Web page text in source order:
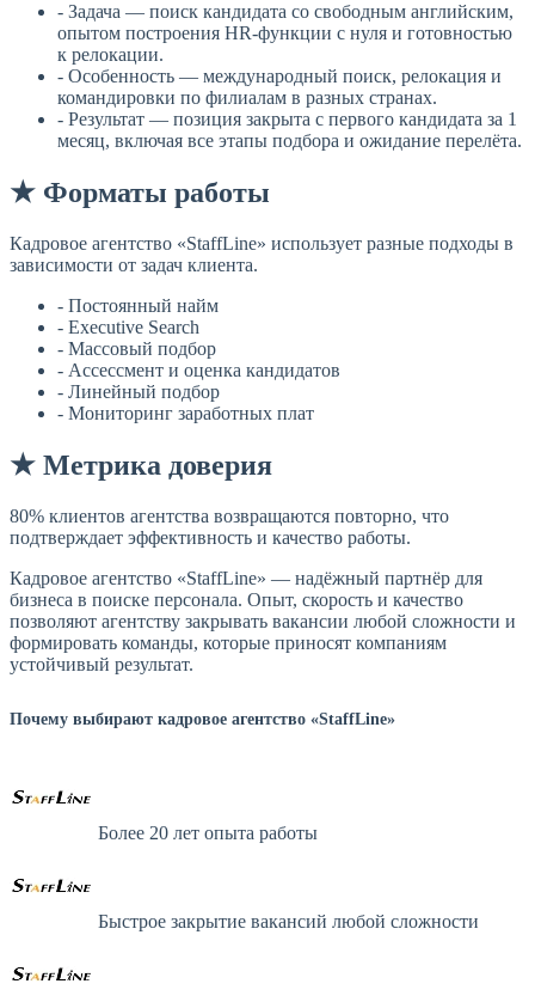
- Задача — поиск кандидата со свободным английским,
опытом построения HR-функции с нуля и готовностью
к релокации.
- Особенность — международный поиск, релокация и
командировки по филиалам в разных странах.
- Результат — позиция закрыта с первого кандидата за 1
месяц, включая все этапы подбора и ожидание перелёта.
★ Форматы работы
Кадровое агентство «StaffLine» использует разные подходы в
зависимости от задач клиента.
- Постоянный найм
- Executive Search
- Массовый подбор
- Ассессмент и оценка кандидатов
- Линейный подбор
- Мониторинг заработных плат
★ Метрика доверия
80% клиентов агентства возвращаются повторно, что
подтверждает эффективность и качество работы.
Кадровое агентство «StaffLine» — надёжный партнёр для
бизнеса в поиске персонала. Опыт, скорость и качество
позволяют агентству закрывать вакансии любой сложности и
формировать команды, которые приносят компаниям
устойчивый результат.
Почему выбирают кадровое агентство «StaffLine»
Более 20 лет опыта работы
Быстрое закрытие вакансий любой сложности